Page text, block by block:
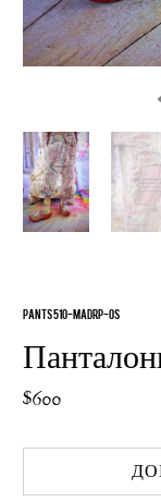
PANTS 510-MADRP-OS
$600